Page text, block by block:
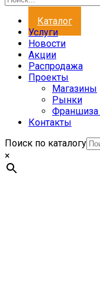
Каталог
Услуги
Новости
Акции
Распродажа
Проекты
Магазины
Рынки
Франшиза
Контакты
Поиск по каталогу
×